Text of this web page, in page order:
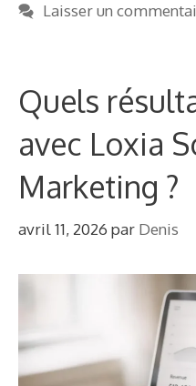
Laisser un
Quels
avec Loxia
Marketing ?
avril 11, 2026 par Denis